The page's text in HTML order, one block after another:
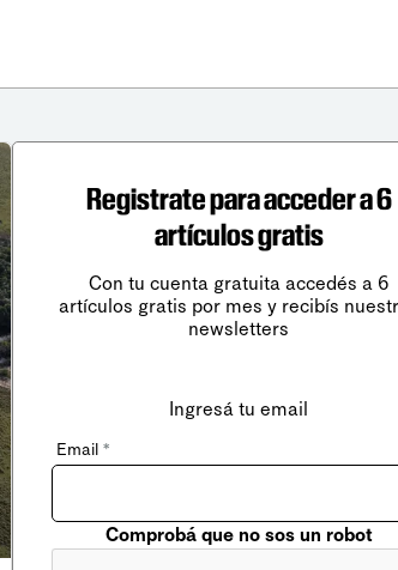
Registrate para acceder a 6
artículos gratis
Con tu cuenta gratuita accedés a 6
artículos gratis por mes y recibís
newsletters
Ingresá tu email
Email *
Comprobá que no sos un robot